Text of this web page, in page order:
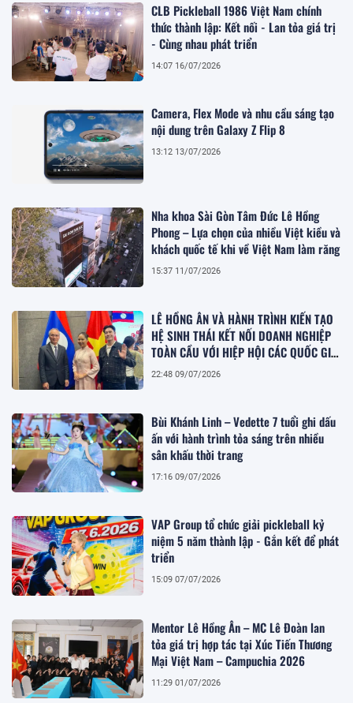
CLB Pickleball 1986 Việt Nam chính
thức thành lập: Kết nối - Lan tỏa giá trị
- Cùng nhau phát triển
14:07 16/07/2026
Camera, Flex Mode và nhu cầu sáng tạo
nội dung trên Galaxy Z Flip 8
13:12 13/07/2026
Nha khoa Sài Gòn Tâm Đức Lê Hồng
Phong – Lựa chọn của nhiều Việt kiều và
khách quốc tế khi về Việt Nam làm răng
15:37 11/07/2026
LÊ HỒNG ÂN VÀ HÀNH TRÌNH KIẾN TẠO
HỆ SINH THÁI KẾT NỐI DOANH NGHIỆP
TOÀN CẦU VỚI HIỆP HỘI CÁC QUỐC GIA
ĐÔNG NAM Á ASEAN
22:48 09/07/2026
Bùi Khánh Linh – Vedette 7 tuổi ghi dấu
ấn với hành trình tỏa sáng trên nhiều
sân khấu thời trang
17:16 09/07/2026
VAP Group tổ chức giải pickleball kỷ
niệm 5 năm thành lập - Gắn kết để phát
triển
15:09 07/07/2026
Mentor Lê Hồng Ân – MC Lê Đoàn lan
tỏa giá trị hợp tác tại Xúc Tiến Thương
Mại Việt Nam – Campuchia 2026
11:29 01/07/2026